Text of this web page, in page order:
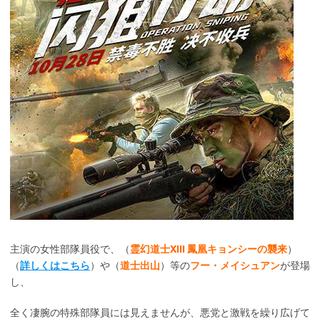
主演の女性部隊員役で、（霊幻道士XIII 鳳凰キョンシーの襲来）
（詳しくはこちら）や（道士出山）等のフー・メイシュアンが登場
し、
全く凄腕の特殊部隊員には見えませんが、悪党と激戦を繰り広げて